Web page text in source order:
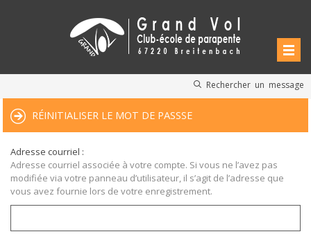
Rechercher un message
RÉINITIALISER LE MOT DE PASSSE
Adresse courriel :
Adresse courriel associée à votre compte. Si vous ne l’avez pas
modifiée via votre panneau d’utilisateur, il s’agit de l’adresse que
vous avez fournie lors de votre enregistrement.